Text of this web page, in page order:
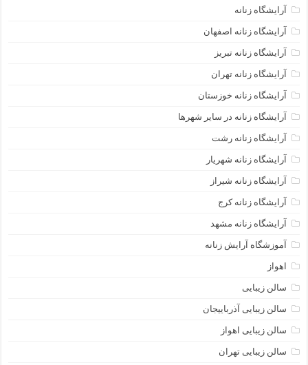
آرایشگاه زنانه
آرایشگاه زنانه اصفهان
آرایشگاه زنانه تبریز
آرایشگاه زنانه تهران
آرایشگاه زنانه خوزستان
آرایشگاه زنانه در سایر شهرها
آرایشگاه زنانه رشت
آرایشگاه زنانه شهریار
آرایشگاه زنانه شیراز
آرایشگاه زنانه کرج
آرایشگاه زنانه مشهد
آموزشگاه آرایش زنانه
اهواز
سالن زیبایی
سالن زیبایی آذرباییجان
سالن زیبایی اهواز
سالن زیبایی تهران